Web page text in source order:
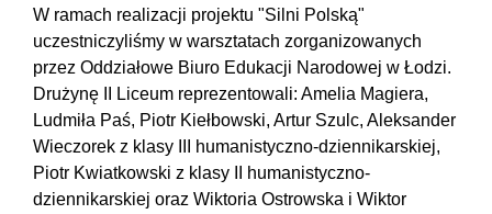
W ramach realizacji projektu "Silni Polską"
uczestniczyliśmy w warsztatach zorganizowanych
przez Oddziałowe Biuro Edukacji Narodowej w Łodzi.
Drużynę II Liceum reprezentowali: Amelia Magiera,
Ludmiła Paś, Piotr Kiełbowski, Artur Szulc, Aleksander
Wieczorek z klasy III humanistyczno-dziennikarskiej,
Piotr Kwiatkowski z klasy II humanistyczno-
dziennikarskiej oraz Wiktoria Ostrowska i Wiktor